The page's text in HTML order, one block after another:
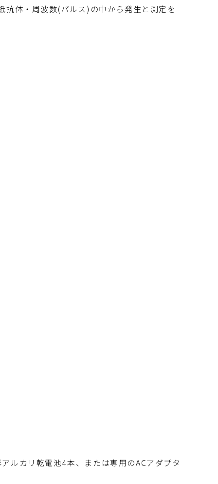
体・周波数(パルス)の中から発生と測定を
ルカリ乾電池4本、または専用のACアダプタ